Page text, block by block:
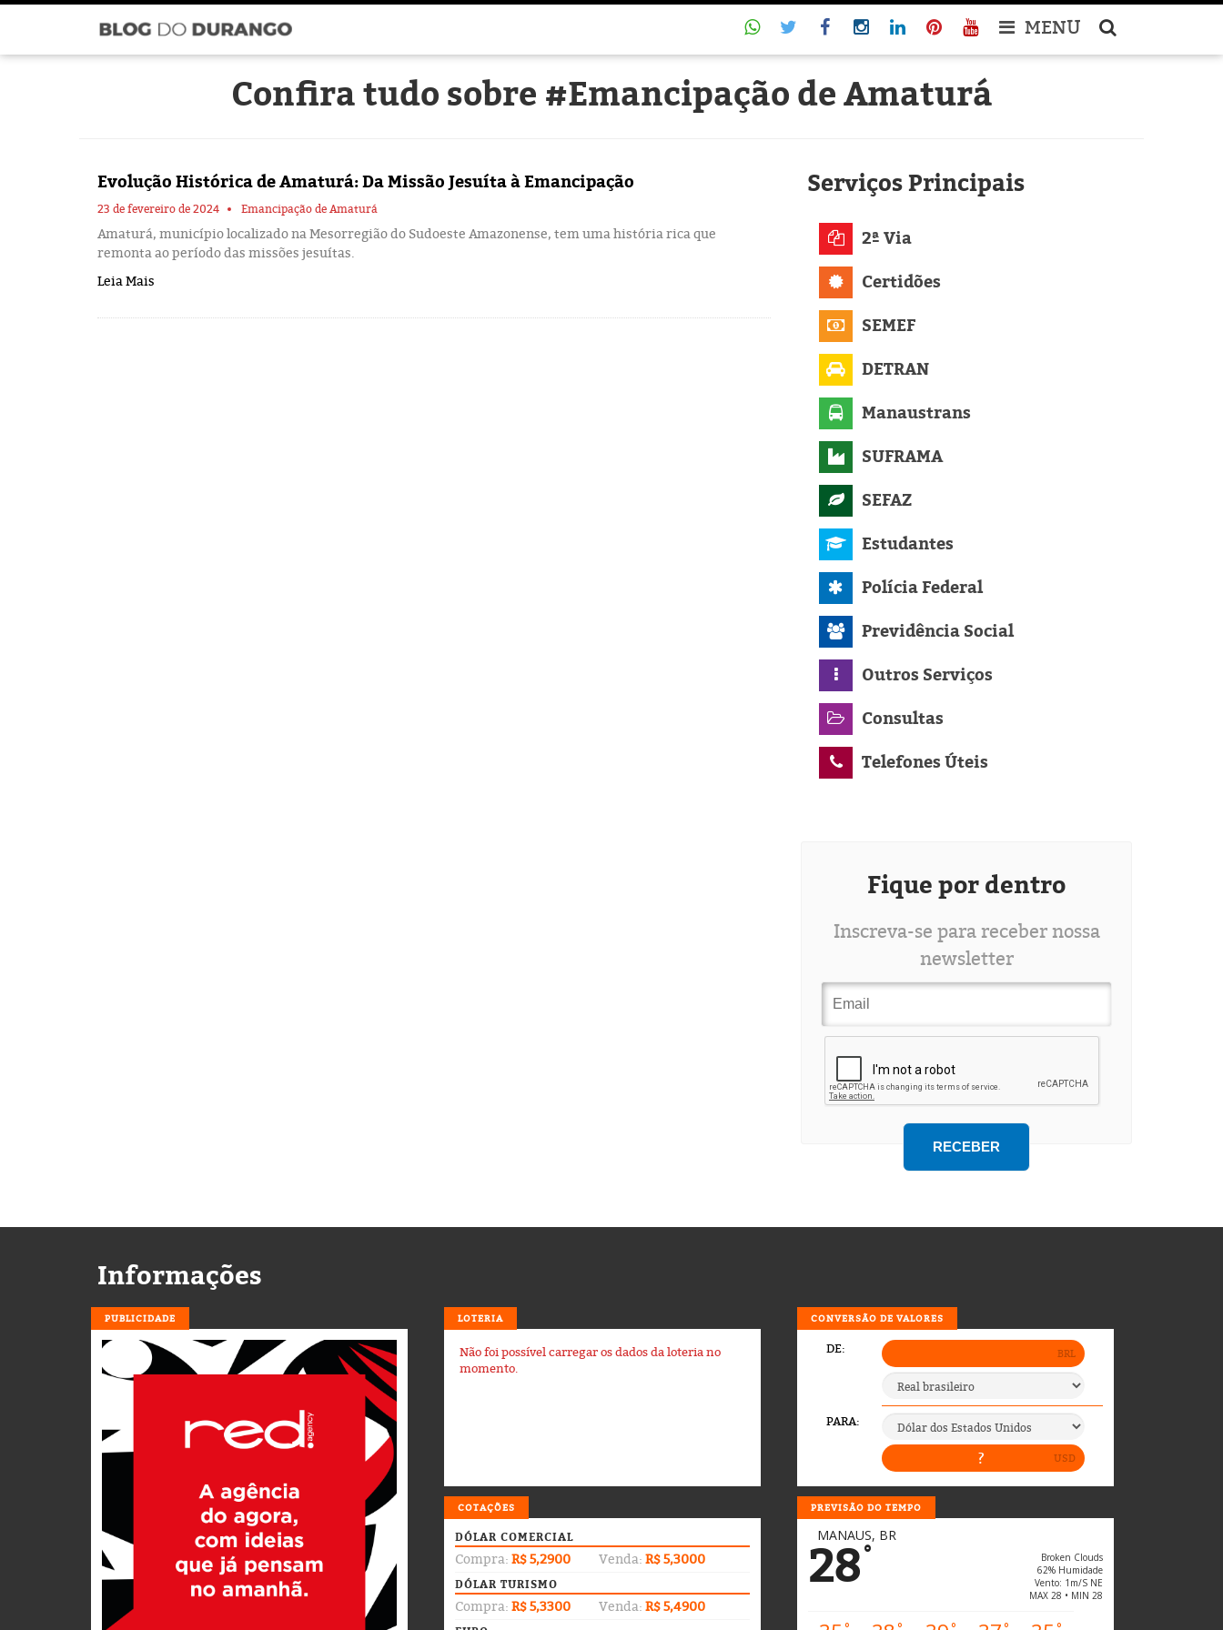
MENU
Confira tudo sobre #Emancipação de Amaturá
Evolução Histórica de Amaturá: Da Missão Jesuíta à Emancipação
23 de fevereiro de 2024 Emancipação de Amaturá
Amaturá, município localizado na Mesorregião do Sudoeste Amazonense, tem uma história rica que
remonta ao período das missões jesuítas.
Leia Mais
ServiçosPrincipais
2ª Via
Certidões
SEMEF
DETRAN
Manaustrans
SUFRAMA
SEFAZ
Estudantes
Polícia Federal
Previdência Social
Outros Serviços
Consultas
Telefones Úteis
Fique por dentro
Inscreva-se para receber nossa
newsletter
Informações
PUBLICIDADE LOTERIA
Não foi possível carregar os dados da loteria no
momento.
COTAÇÕES
DÓLAR COMERCIAL
Compra: R$ 5,2900 Venda: R$ 5,3000
DÓLAR TURISMO
Compra: R$ 5,3300 Venda: R$ 5,4900
CONVERSÃO DE VALORES
PREVISÃO DO TEMPO
MANAUS, BR
28°
Broken Clouds
62% Humidade
Vento: 1m/s NE
MAX 28 • MIN 28